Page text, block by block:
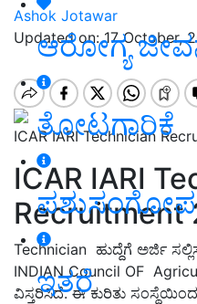
ಆರೋಗ್ಯ
ತೋಟಗಾರಿಕೆ
ಇತರೆ
Ashok Jotawar
Updated on: 17 October,
ICAR IARI Technician
ICAR IARI
Recruitment
Technician ಹುದ್ದೆಗೆ ಅರ್ಜಿ
INDIAN Council OF
ವಿಸ್ತರಿಸಿದೆ. ಈ ಕುರಿತು